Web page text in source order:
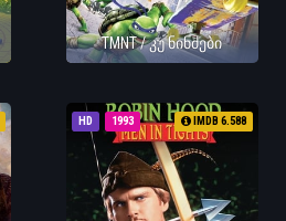
TMNT / კუ ნინძები
HD 1993 IMDB 6.588